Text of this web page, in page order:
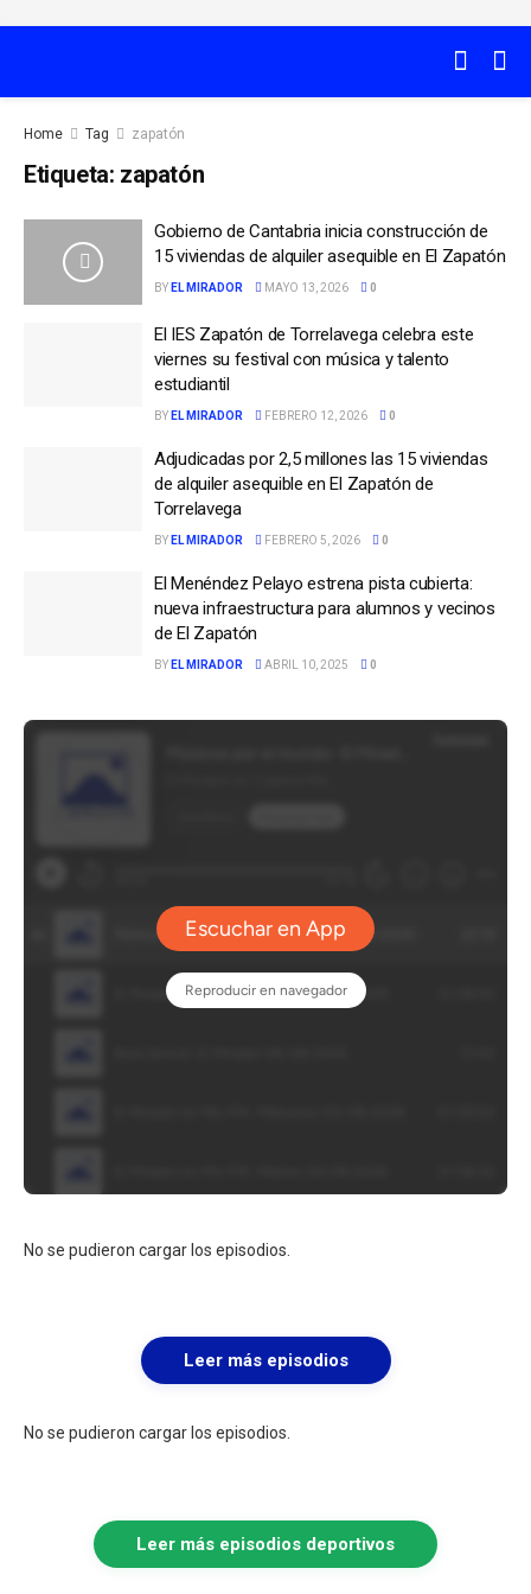
Home Tag zapatón
Etiqueta: zapatón
Gobierno de Cantabria inicia construcción de
15 viviendas de alquiler asequible en El Zapatón
BY EL MIRADOR MAYO 13, 2026 0
El IES Zapatón de Torrelavega celebra este
viernes su festival con música y talento
estudiantil
BY EL MIRADOR FEBRERO 12, 2026 0
Adjudicadas por 2,5 millones las 15 viviendas
de alquiler asequible en El Zapatón de
Torrelavega
BY EL MIRADOR FEBRERO 5, 2026 0
El Menéndez Pelayo estrena pista cubierta:
nueva infraestructura para alumnos y vecinos
de El Zapatón
BY EL MIRADOR ABRIL 10, 2025 0
No se pudieron cargar los episodios.
Leer más episodios
No se pudieron cargar los episodios.
Leer más episodios deportivos